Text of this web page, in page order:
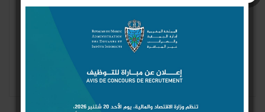
«أرما».. هل تحولت شركة
النظافة في طنجة إلى شركة
حين تصمت قاعات الأفراح…
ماذا تغير في المجتمع